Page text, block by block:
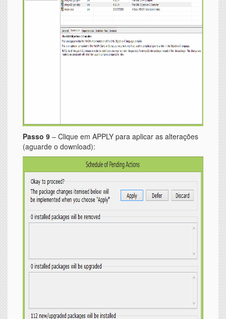
Passo 9 – Clique em APPLY para aplicar as alterações
(aguarde o download):